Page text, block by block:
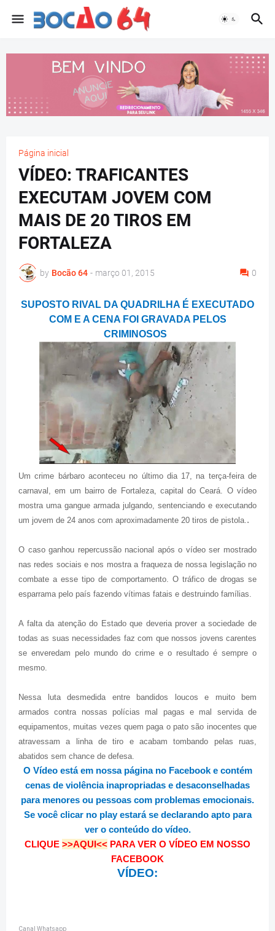
Página inicial
VÍDEO: TRAFICANTES
EXECUTAM JOVEM COM
MAIS DE 20 TIROS EM
FORTALEZA
by Bocão 64 - março 01, 2015 0
SUPOSTO RIVAL DA QUADRILHA É EXECUTADO
COM E A CENA FOI GRAVADA PELOS
CRIMINOSOS
Um crime bárbaro aconteceu no último dia 17, na terça-feira de
carnaval, em um bairro de Fortaleza, capital do Ceará. O vídeo
mostra uma gangue armada julgando, sentenciando e executando
um jovem de 24 anos com aproximadamente 20 tiros de pistola..
O caso ganhou repercussão nacional após o vídeo ser mostrado
nas redes sociais e nos mostra a fraqueza de nossa legislação no
combate a esse tipo de comportamento. O tráfico de drogas se
esparrama pelo país fazendo vítimas fatais e destruindo famílias.
A falta da atenção do Estado que deveria prover a sociedade de
todas as suas necessidades faz com que nossos jovens carentes
se enveredam pelo mundo do crime e o resultado é sempre o
mesmo.
Nessa luta desmedida entre bandidos loucos e muito bem
armados contra nossas polícias mal pagas e mal servida de
equipamentos, muitas vezes quem paga o pato são inocentes que
atravessam a linha de tiro e acabam tombando pelas ruas,
abatidos sem chance de defesa.
O Vídeo está em nossa página no Facebook e contém
cenas de violência inapropriadas e desaconselhadas
para menores ou pessoas com problemas emocionais.
Se você clicar no play estará se declarando apto para
ver o conteúdo do vídeo.
CLIQUE >>AQUI<< PARA VER O VÍDEO EM NOSSO
FACEBOOK
VÍDEO:
Canal Whatsapp